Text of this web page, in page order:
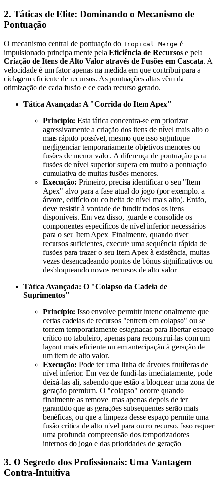
2. Táticas de Elite: Dominando o Mecanismo de
Pontuação
O mecanismo central de pontuação do Tropical Merge é
impulsionado principalmente pela Eficiência de Recursos e pela
Criação de Itens de Alto Valor através de Fusões em Cascata. A
velocidade é um fator apenas na medida em que contribui para a
ciclagem eficiente de recursos. As pontuações altas vêm da
otimização de cada fusão e de cada recurso gerado.
Tática Avançada: A "Corrida do Item Apex"
Princípio: Esta tática concentra-se em priorizar
agressivamente a criação dos itens de nível mais alto o
mais rápido possível, mesmo que isso signifique
negligenciar temporariamente objetivos menores ou
fusões de menor valor. A diferença de pontuação para
fusões de nível superior supera em muito a pontuação
cumulativa de muitas fusões menores.
Execução: Primeiro, precisa identificar o seu "Item
Apex" alvo para a fase atual do jogo (por exemplo, a
árvore, edifício ou colheita de nível mais alto). Então,
deve resistir à vontade de fundir todos os itens
disponíveis. Em vez disso, guarde e consolide os
componentes específicos de nível inferior necessários
para o seu Item Apex. Finalmente, quando tiver
recursos suficientes, execute uma sequência rápida de
fusões para trazer o seu Item Apex à existência, muitas
vezes desencadeando pontos de bónus significativos ou
desbloqueando novos recursos de alto valor.
Tática Avançada: O "Colapso da Cadeia de
Suprimentos"
Princípio: Isso envolve permitir intencionalmente que
certas cadeias de recursos "entrem em colapso" ou se
tornem temporariamente estagnadas para libertar espaço
crítico no tabuleiro, apenas para reconstruí-las com um
layout mais eficiente ou em antecipação à geração de
um item de alto valor.
Execução: Pode ter uma linha de árvores frutíferas de
nível inferior. Em vez de fundi-las imediatamente, pode
deixá-las ali, sabendo que estão a bloquear uma zona de
geração premium. O "colapso" ocorre quando
finalmente as remove, mas apenas depois de ter
garantido que as gerações subsequentes serão mais
benéficas, ou que a limpeza desse espaço permite uma
fusão crítica de alto nível para outro recurso. Isso requer
uma profunda compreensão dos temporizadores
internos do jogo e das prioridades de geração.
3. O Segredo dos Profissionais: Uma Vantagem
Contra-Intuitiva